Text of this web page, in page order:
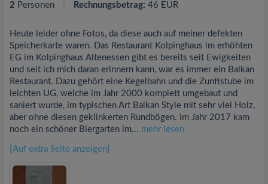
2 Personen Rechnungsbetrag: 46 EUR
Heute leider ohne Fotos, da diese auch auf meiner defekten
Speicherkarte waren. Das Restaurant Kolpinghaus im erhöhten
EG im Kolpinghaus Altenessen gibt es bereits seit Ewigkeiten
und seit ich mich daran erinnern kann, war es immer ein Balkan
Restaurant. Dazu gehört eine Kegelbahn und die Zunftstube im
leichten UG, welche im Jahr 2000 komplett umgebaut und
saniert wurde, im typischen Art Balkan Style mit sehr viel Holz,
aber ohne diesen geklinkerten Rundbögen. Im Jahr 2017 kam
noch ein schöner Biergarten im... mehr lesen
[Auf extra Seite anzeigen]